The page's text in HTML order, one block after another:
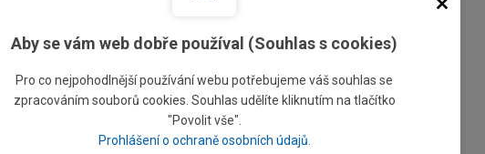
soudu v Praze, oddíl B, vložka 7143.
ve shodě jednajících majoritních akcionářů tehdejší
akcionář podle § 220p obchodního zákoníku společnost
Aby se vám web dobře používal (Souhlas s cookies)
Pro co nejpohodlnější používání webu potřebujeme váš souhlas se
zpracováním souborů cookies. Souhlas udělíte kliknutím na tlačítko
"Povolit vše".
Prohlášení o ochraně osobních údajů